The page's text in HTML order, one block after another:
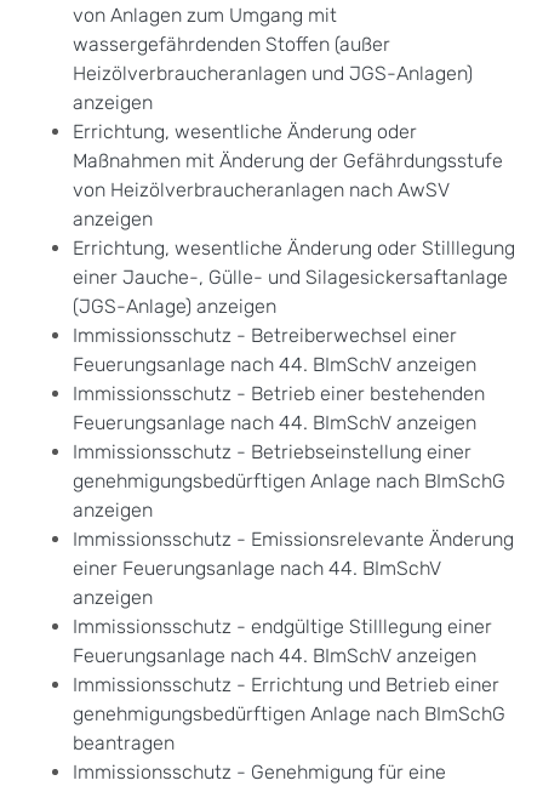
von Anlagen zum Umgang mit
wassergefährdenden Stoffen (außer
Heizölverbraucheranlagen und JGS-Anlagen)
anzeigen
Errichtung, wesentliche Änderung oder
Maßnahmen mit Änderung der Gefährdungsstufe
von Heizölverbraucheranlagen nach AwSV
anzeigen
Errichtung, wesentliche Änderung oder Stilllegung
einer Jauche-, Gülle- und Silagesickersaftanlage
(JGS-Anlage) anzeigen
Immissionsschutz - Betreiberwechsel einer
Feuerungsanlage nach 44. BImSchV anzeigen
Immissionsschutz - Betrieb einer bestehenden
Feuerungsanlage nach 44. BImSchV anzeigen
Immissionsschutz - Betriebseinstellung einer
genehmigungsbedürftigen Anlage nach BImSchG
anzeigen
Immissionsschutz - Emissionsrelevante Änderung
einer Feuerungsanlage nach 44. BImSchV
anzeigen
Immissionsschutz - endgültige Stilllegung einer
Feuerungsanlage nach 44. BImSchV anzeigen
Immissionsschutz - Errichtung und Betrieb einer
genehmigungsbedürftigen Anlage nach BImSchG
beantragen
Immissionsschutz - Genehmigung für eine